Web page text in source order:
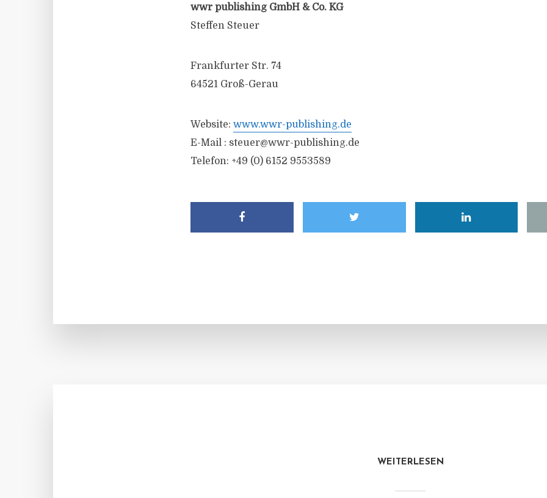
wwr publishing GmbH & Co. KG
Steffen Steuer
Frankfurter Str. 74
64521 Groß-Gerau
Website: www.wwr-publishing.de
E-Mail : steuer@wwr-publishing.de
Telefon: +49 (0) 6152 9553589
WEITERLESEN